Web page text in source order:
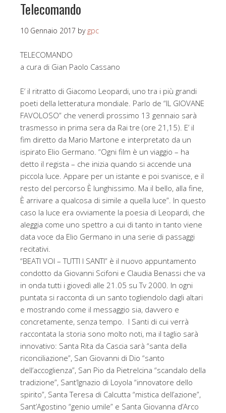
Telecomando
10 Gennaio 2017 by gpc
TELECOMANDO
a cura di Gian Paolo Cassano
E’ il ritratto di Giacomo Leopardi, uno tra i più grandi
poeti della letteratura mondiale. Parlo de “IL GIOVANE
FAVOLOSO” che venerdì prossimo 13 gennaio sarà
trasmesso in prima sera da Rai tre (ore 21,15). E’ il
fim diretto da Mario Martone e interpretato da un
ispirato Elio Germano. “Ogni film è un viaggio – ha
detto il regista – che inizia quando si accende una
piccola luce. Appare per un istante e poi svanisce, e il
resto del percorso È lunghissimo. Ma il bello, alla fine,
È arrivare a qualcosa di simile a quella luce”. In questo
caso la luce era ovviamente la poesia di Leopardi, che
aleggia come uno spettro a cui di tanto in tanto viene
data voce da Elio Germano in una serie di passaggi
recitativi.
“BEATI VOI – TUTTI I SANTI” è il nuovo appuntamento
condotto da Giovanni Scifoni e Claudia Benassi che va
in onda tutti i giovedì alle 21.05 su Tv 2000. In ogni
puntata si racconta di un santo togliendolo dagli altari
e mostrando come il messaggio sia, davvero e
concretamente, senza tempo. I Santi di cui verrà
raccontata la storia sono molto noti, ma il taglio sarà
innovativo: Santa Rita da Cascia sarà “santa della
riconciliazione”, San Giovanni di Dio “santo
dell’accoglienza”, San Pio da Pietrelcina “scandalo della
tradizione”, Sant’Ignazio di Loyola “innovatore dello
spirito”, Santa Teresa di Calcutta “mistica dell’azione”,
Sant’Agostino “genio umile” e Santa Giovanna d’Arco